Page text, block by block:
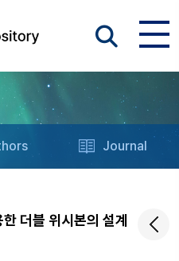
Journal
더블 위시본의 설계